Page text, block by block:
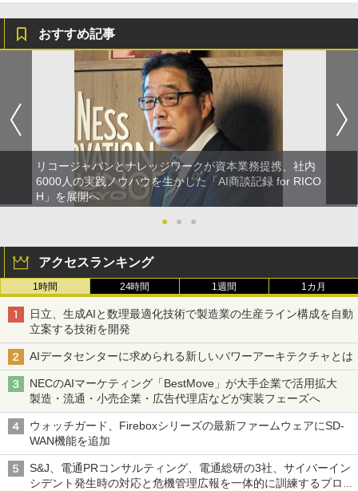
おすすめ記事
リコージャパンとナレッジワークが資本業務提携、社内
6000人の実践ノウハウを生かした「AI商談記録 for RICO
H」を展開へ
●
● ●
アクセスランキング
1時間 24時間 1週間 1カ月
日立、生成AIと数理最適化技術で製造業の生産ライン構成を自動
立案する技術を開発
AIデータセンターに求められる新しいパワーアーキテクチャとは
NECのAIマーケティング「BestMove」が大手企業で活用拡大
製造・流通・小売企業・広告代理店などが実装フェーズへ
ウォッチガード、Fireboxシリーズの最新ファームウェアにSD-
WAN機能を追加
S&J、電通PRコンサルティング、電通総研の3社、サイバーイン
シデント発生時の対応と危機管理広報を一体的に訓練するプログ